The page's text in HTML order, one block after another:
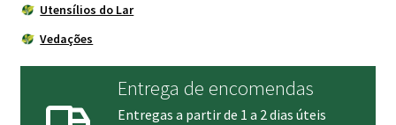
Utensílios do Lar
Vedações
Entrega de encomendas
Entregas a partir de 1 a 2 dias úteis